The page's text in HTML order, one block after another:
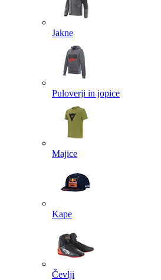
Jakne
Puloverji in jopice
Majice
Kape
Čevlji